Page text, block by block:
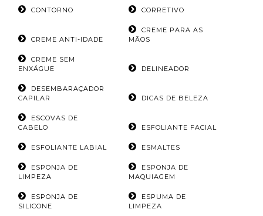
CONTORNO CORRETIVO
CREME ANTI-IDADE
CREME PARA AS
MÃOS
CREME SEM
ENXÁGUE
DELINEADOR
DESEMBARAÇADOR
CAPILAR
DICAS DE BELEZA
ESCOVAS DE
CABELO
ESFOLIANTE FACIAL
ESFOLIANTE LABIAL ESMALTES
ESPONJA DE
LIMPEZA
ESPONJA DE
MAQUIAGEM
ESPONJA DE
SILICONE
ESPUMA DE
LIMPEZA